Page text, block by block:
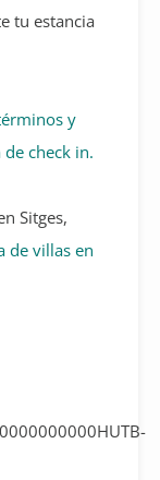
tu estancia
y
check in.
Sitges,
de villas en